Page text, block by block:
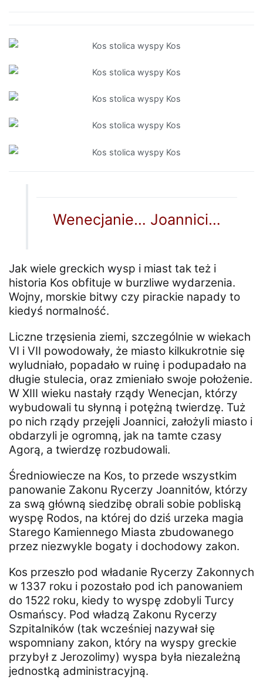
Wenecjanie… Joannici…
Jak wiele greckich wysp i miast tak też i
historia Kos obfituje w burzliwe wydarzenia.
Wojny, morskie bitwy czy pirackie napady to
kiedyś normalność.
Liczne trzęsienia ziemi, szczególnie w wiekach
VI i VII powodowały, że miasto kilkukrotnie się
wyludniało, popadało w ruinę i podupadało na
długie stulecia, oraz zmieniało swoje położenie.
W XIII wieku nastały rządy Wenecjan, którzy
wybudowali tu słynną i potężną twierdzę. Tuż
po nich rządy przejęli Joannici, założyli miasto i
obdarzyli je ogromną, jak na tamte czasy
Agorą, a twierdzę rozbudowali.
Średniowiecze na Kos, to przede wszystkim
panowanie Zakonu Rycerzy Joannitów, którzy
za swą główną siedzibę obrali sobie pobliską
wyspę Rodos, na której do dziś urzeka magia
Starego Kamiennego Miasta zbudowanego
przez niezwykle bogaty i dochodowy zakon.
Kos przeszło pod władanie Rycerzy Zakonnych
w 1337 roku i pozostało pod ich panowaniem
do 1522 roku, kiedy to wyspę zdobyli Turcy
Osmańscy. Pod władzą Zakonu Rycerzy
Szpitalników (tak wcześniej nazywał się
wspomniany zakon, który na wyspy greckie
przybył z Jerozolimy) wyspa była niezależną
jednostką administracyjną.